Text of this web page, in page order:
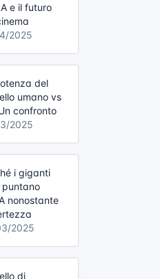
e il futuro
2025
del
umano vs
confronto
2025
i giganti
nonostante
2025
di